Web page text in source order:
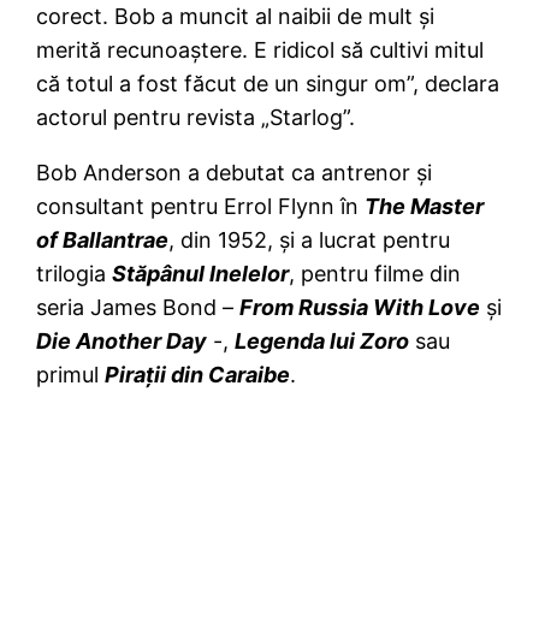
corect. Bob a muncit al naibii de mult şi
merită recunoaştere. E ridicol să cultivi mitul
că totul a fost făcut de un singur om”, declara
actorul pentru revista „Starlog”.
Bob Anderson a debutat ca antrenor şi
consultant pentru Errol Flynn în The Master
of Ballantrae, din 1952, şi a lucrat pentru
trilogiaStăpânul Inelelor, pentru filme din
seria James Bond –From Russia With Love şi
Die Another Day -,Legenda lui Zoro sau
primulPiraţii din Caraibe.